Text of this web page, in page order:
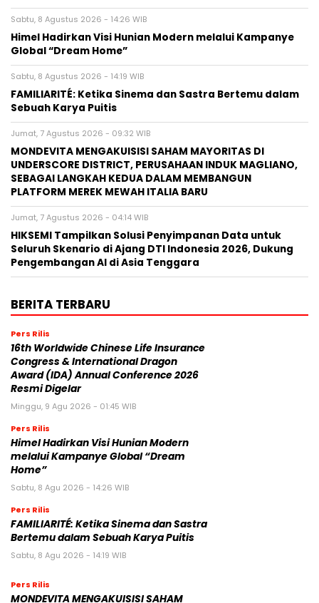
Sabtu, 8 Agustus 2026 - 14:26 WIB
Himel Hadirkan Visi Hunian Modern melalui Kampanye
Global “Dream Home”
Sabtu, 8 Agustus 2026 - 14:19 WIB
FAMILIARITÉ: Ketika Sinema dan Sastra Bertemu dalam
Sebuah Karya Puitis
Jumat, 7 Agustus 2026 - 09:32 WIB
MONDEVITA MENGAKUISISI SAHAM MAYORITAS DI
UNDERSCORE DISTRICT, PERUSAHAAN INDUK MAGLIANO,
SEBAGAI LANGKAH KEDUA DALAM MEMBANGUN
PLATFORM MEREK MEWAH ITALIA BARU
Jumat, 7 Agustus 2026 - 04:14 WIB
HIKSEMI Tampilkan Solusi Penyimpanan Data untuk
Seluruh Skenario di Ajang DTI Indonesia 2026, Dukung
Pengembangan AI di Asia Tenggara
BERITA TERBARU
Pers Rilis
16th Worldwide Chinese Life Insurance
Congress & International Dragon
Award (IDA) Annual Conference 2026
Resmi Digelar
Minggu, 9 Agu 2026 - 01:45 WIB
Pers Rilis
Himel Hadirkan Visi Hunian Modern
melalui Kampanye Global “Dream
Home”
Sabtu, 8 Agu 2026 - 14:26 WIB
Pers Rilis
FAMILIARITÉ: Ketika Sinema dan Sastra
Bertemu dalam Sebuah Karya Puitis
Sabtu, 8 Agu 2026 - 14:19 WIB
Pers Rilis
MONDEVITA MENGAKUISISI SAHAM